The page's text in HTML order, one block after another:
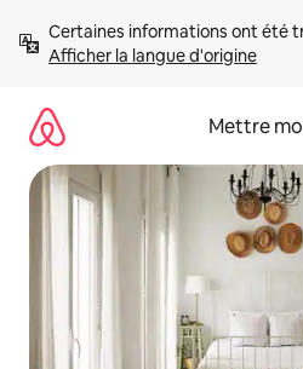
directement
Afficher la langue d'origine
Mettre